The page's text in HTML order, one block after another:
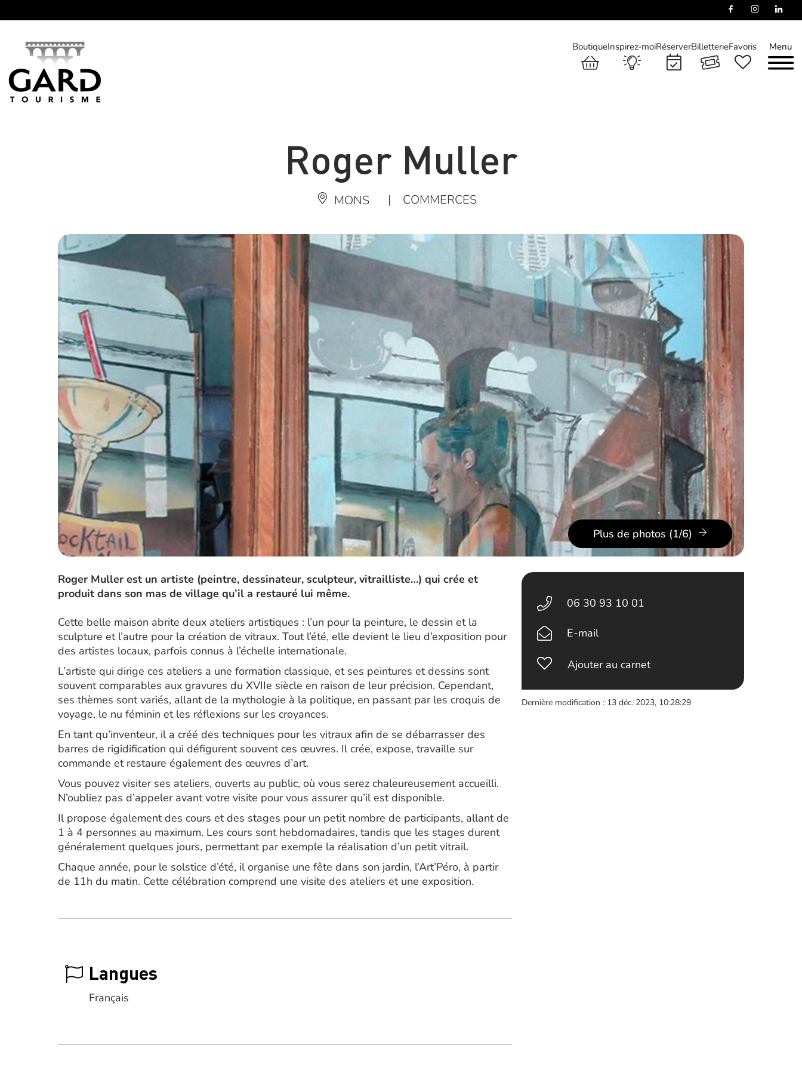
Menu
BoutiqueInspirez-moiRéserverBilletterieFavoris
Roger Muller
MONS | COMMERCES
Plus de photos (1/6)
Roger Muller est un artiste (peintre, dessinateur, sculpteur, vitrailliste…) qui crée et
produit dans son mas de village qu’il a restauré lui même.
Cette belle maison abrite deux ateliers artistiques : l’un pour la peinture, le dessin et la
sculpture et l’autre pour la création de vitraux. Tout l’été, elle devient le lieu d’exposition pour
des artistes locaux, parfois connus à l’échelle internationale.
L’artiste qui dirige ces ateliers a une formation classique, et ses peintures et dessins sont
souvent comparables aux gravures du XVIIe siècle en raison de leur précision. Cependant,
ses thèmes sont variés, allant de la mythologie à la politique, en passant par les croquis de
voyage, le nu féminin et les réflexions sur les croyances.
En tant qu’inventeur, il a créé des techniques pour les vitraux afin de se débarrasser des
barres de rigidification qui défigurent souvent ces œuvres. Il crée, expose, travaille sur
commande et restaure également des œuvres d’art.
Vous pouvez visiter ses ateliers, ouverts au public, où vous serez chaleureusement accueilli.
N’oubliez pas d’appeler avant votre visite pour vous assurer qu’il est disponible.
Il propose également des cours et des stages pour un petit nombre de participants, allant de
1 à 4 personnes au maximum. Les cours sont hebdomadaires, tandis que les stages durent
généralement quelques jours, permettant par exemple la réalisation d’un petit vitrail.
Chaque année, pour le solstice d’été, il organise une fête dans son jardin, l’Art’Péro, à partir
de 11h du matin. Cette célébration comprend une visite des ateliers et une exposition.
Langues
Français
06 30 93 10 01
E-mail
Ajouter au carnet
Dernière modification : 13 déc. 2023, 10:28:29